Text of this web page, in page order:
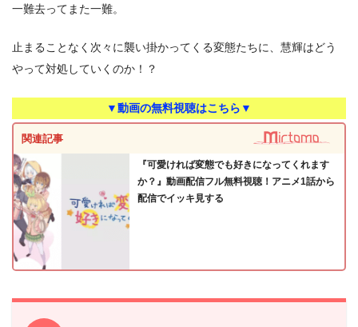
一難去ってまた一難。
止まることなく次々に襲い掛かってくる変態たちに、慧輝はどう
やって対処していくのか！？
▼動画の無料視聴はこちら▼
関連記事
『可愛ければ変態でも好きになってくれます
か？』動画配信フル無料視聴！アニメ1話から
配信でイッキ見する